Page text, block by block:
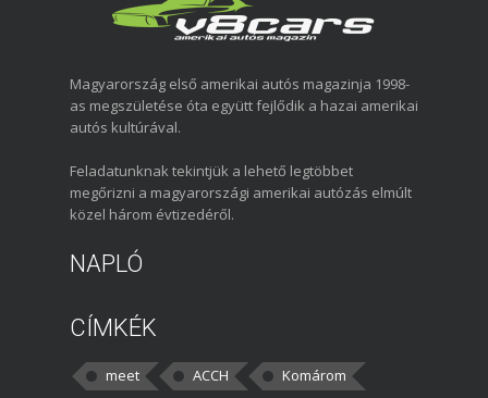
Magyarország első amerikai autós magazinja 1998-
as megszületése óta együtt fejlődik a hazai amerikai
autós kultúrával.
Feladatunknak tekintjük a lehető legtöbbet
megőrizni a magyarországi amerikai autózás elmúlt
közel három évtizedéről.
NAPLÓ
CÍMKÉK
meet ACCH
Komárom